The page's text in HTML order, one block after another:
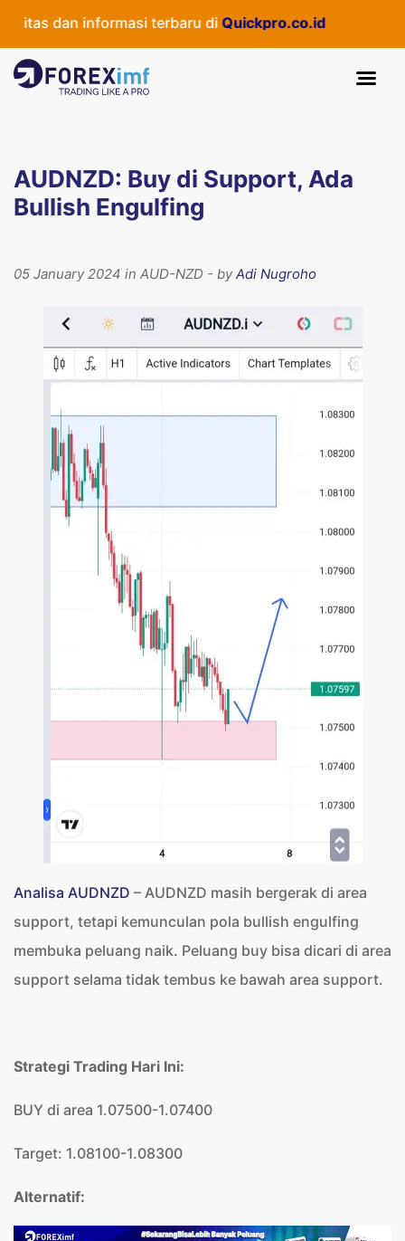
dan informasi terbaru di Quickpro.co.id
AUDNZD: Buy di Support, Ada
Bullish Engulfing
05 January 2024 in AUD-NZD - byAdi Nugroho
Analisa AUDNZD – AUDNZD masih bergerak di area
support, tetapi kemunculan pola bullish engulfing
membuka peluang naik. Peluang buy bisa dicari di area
support selama tidak tembus ke bawah area support.
Strategi Trading Hari Ini:
BUY di area 1.07500-1.07400
Target: 1.08100-1.08300
Alternatif: